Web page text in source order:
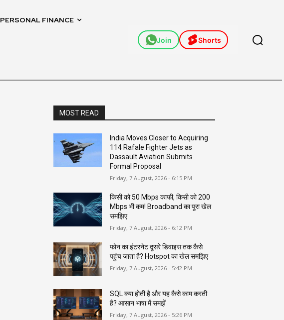
PERSONAL FINANCE
Join Shorts
MOST READ
India Moves Closer to Acquiring
114 Rafale Fighter Jets as
Dassault Aviation Submits
Formal Proposal
Friday, 7 August, 2026 - 6:15 PM
किसी को 50 Mbps काफी, किसी को 200
Mbps भी कम! Broadband का पूरा खेल
समझिए
Friday, 7 August, 2026 - 6:12 PM
फोन का इंटरनेट दूसरे डिवाइस तक कैसे
पहुंच जाता है? Hotspot का खेल समझिए
Friday, 7 August, 2026 - 5:42 PM
SQL क्या होती है और यह कैसे काम करती
है? आसान भाषा में समझें
Friday, 7 August, 2026 - 5:26 PM